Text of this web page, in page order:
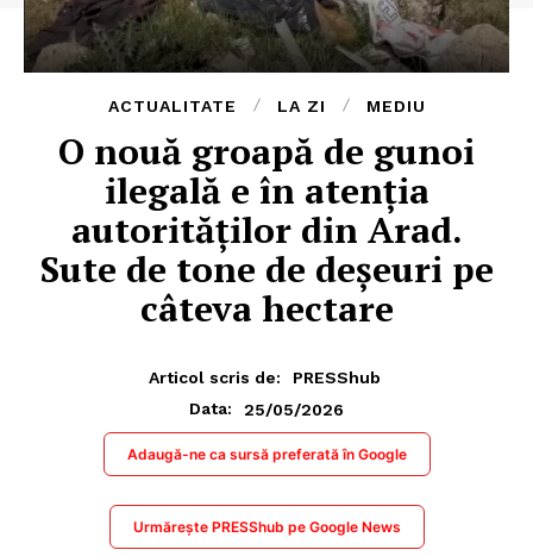
ACTUALITATE LA ZI MEDIU
O nouă groapă de gunoi
ilegală e în atenţia
autorităţilor din Arad.
Sute de tone de deşeuri pe
câteva hectare
Articol scris de:
PRESShub
Data:
25/05/2026
Adaugă-ne ca sursă preferată în Google
Urmărește PRESShub pe Google News